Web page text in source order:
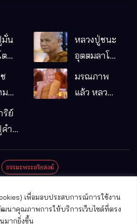
เพื่อมอบประสบการณ์การใช้งาน
นาคุณภาพการให้บริการเว็บไซต์ที่ตรง
มากยิ่งขึ้น
มั่น
เจ้า
า
หลวงปู่ชนะ
อุตตมลาโภ
หมากอื๋อ
ม
วง
ตุ
ป่า
ใหม่
มรณภาพ
แล้ว หลวง
ริย์
ำ
ธรรมะพระอริยสงฆ์